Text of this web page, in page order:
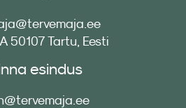
50107 Tartu, Eesti
esindus